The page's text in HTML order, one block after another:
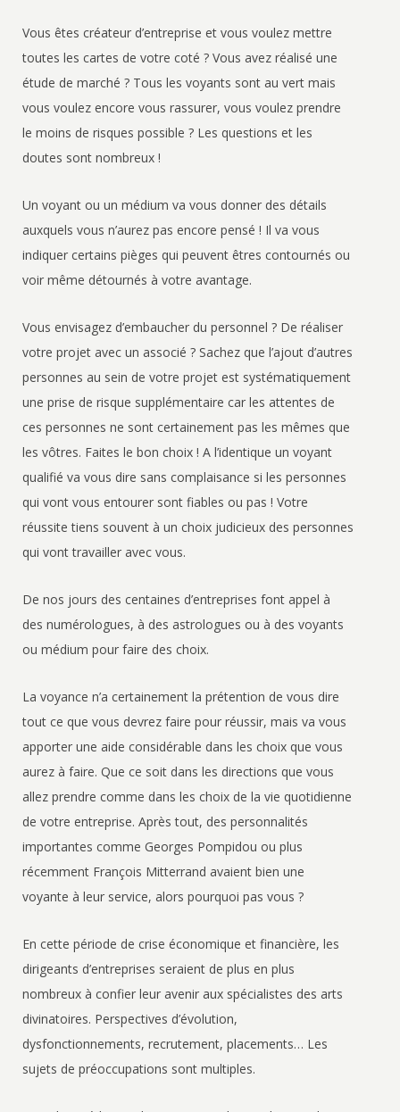
Vous êtes créateur d’entreprise et vous voulez mettre
toutes les cartes de votre coté ? Vous avez réalisé une
étude de marché ? Tous les voyants sont au vert mais
vous voulez encore vous rassurer, vous voulez prendre
le moins de risques possible ? Les questions et les
doutes sont nombreux !
Un voyant ou un médium va vous donner des détails
auxquels vous n’aurez pas encore pensé ! Il va vous
indiquer certains pièges qui peuvent êtres contournés ou
voir même détournés à votre avantage.
Vous envisagez d’embaucher du personnel ? De réaliser
votre projet avec un associé ? Sachez que l’ajout d’autres
personnes au sein de votre projet est systématiquement
une prise de risque supplémentaire car les attentes de
ces personnes ne sont certainement pas les mêmes que
les vôtres. Faites le bon choix ! A l’identique un voyant
qualifié va vous dire sans complaisance si les personnes
qui vont vous entourer sont fiables ou pas ! Votre
réussite tiens souvent à un choix judicieux des personnes
qui vont travailler avec vous.
De nos jours des centaines d’entreprises font appel à
des numérologues, à des astrologues ou à des voyants
ou médium pour faire des choix.
La voyance n’a certainement la prétention de vous dire
tout ce que vous devrez faire pour réussir, mais va vous
apporter une aide considérable dans les choix que vous
aurez à faire. Que ce soit dans les directions que vous
allez prendre comme dans les choix de la vie quotidienne
de votre entreprise. Après tout, des personnalités
importantes comme Georges Pompidou ou plus
récemment François Mitterrand avaient bien une
voyante à leur service, alors pourquoi pas vous ?
En cette période de crise économique et financière, les
dirigeants d’entreprises seraient de plus en plus
nombreux à confier leur avenir aux spécialistes des arts
divinatoires. Perspectives d’évolution,
dysfonctionnements, recrutement, placements… Les
sujets de préoccupations sont multiples.